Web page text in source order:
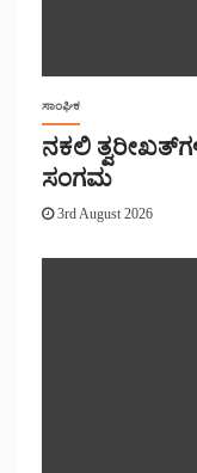
ಸಾಂಘಿಕ
ನಕಲಿ
ಸಂಗಮ
3rd August 2026